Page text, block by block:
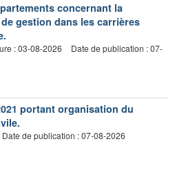
concernant la
gestion dans les carrières
: 03-08-2026
Date de publication : 07-
portant organisation du
Date de publication : 07-08-2026